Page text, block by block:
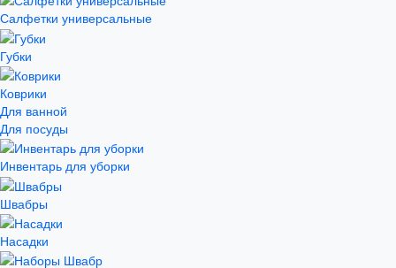
Салфетки универсальные
Губки
Коврики
Для ванной
Для посуды
Инвентарь для уборки
Швабры
Насадки